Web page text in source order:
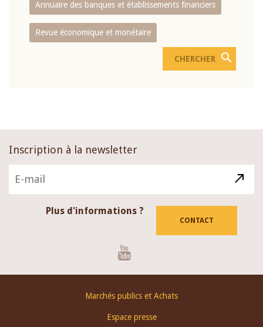
Annuaire des banques et établissements financiers
Revue économique et monétaire
Inscription à la newsletter
Plus d'informations ?
CONTACT
Marchés publics et Achats
Espace presse